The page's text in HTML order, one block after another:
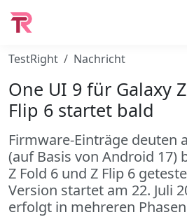
TestRight Nachricht
One UI 9 für Galaxy
Flip 6 startet bald
Firmware-Einträge deuten
(auf Basis von Android 17)
Z Fold 6 und Z Flip 6
Version startet am 22. Juli
erfolgt in mehreren